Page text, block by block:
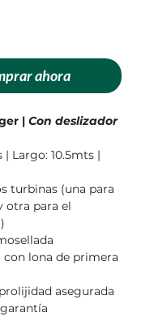
ahora
| Con deslizador
| Largo: 10.5mts |
turbinas (una para
otra para el
con lona de primera
asegurada